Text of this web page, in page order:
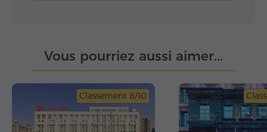
Vous pourriez aussi aimer...
Classement 8/10